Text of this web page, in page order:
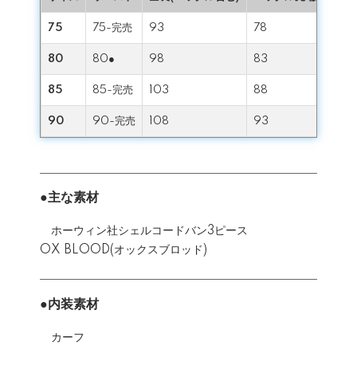
75 75-完売 93 78
80 80● 98 83
85 85-完売 103 88
90 90-完売 108 93
●主な素材
ホーウィン社シェルコードバン3ピース
OX BLOOD(オックスブロッド)
●内装素材
カーフ